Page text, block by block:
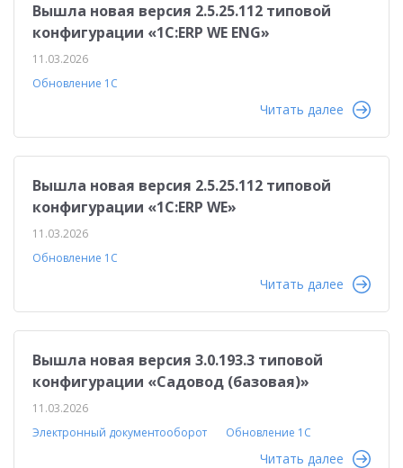
Вышла новая версия 2.5.25.112 типовой
конфигурации «1С:ERP WE ENG»
11.03.2026
Обновление 1С
Читать далее
Вышла новая версия 2.5.25.112 типовой
конфигурации «1С:ERP WE»
11.03.2026
Обновление 1С
Читать далее
Вышла новая версия 3.0.193.3 типовой
конфигурации «Садовод (базовая)»
11.03.2026
Электронный документооборот
Обновление 1С
Читать далее